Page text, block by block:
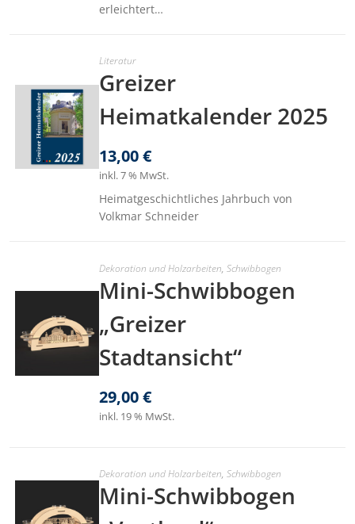
erleichtert…
Literatur
Greizer
Heimatkalender 2025
13,00€
inkl. 7 % MwSt.
Heimatgeschichtliches Jahrbuch von
Volkmar Schneider
Dekoration und Holzarbeiten,Schwibbogen
Mini-Schwibbogen
„Greizer
Stadtansicht“
29,00€
inkl. 19 % MwSt.
Dekoration und Holzarbeiten,Schwibbogen
Mini-Schwibbogen